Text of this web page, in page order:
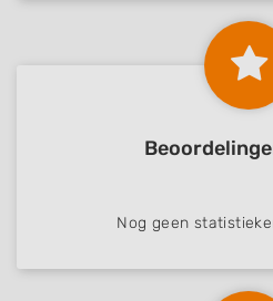
Nog geen